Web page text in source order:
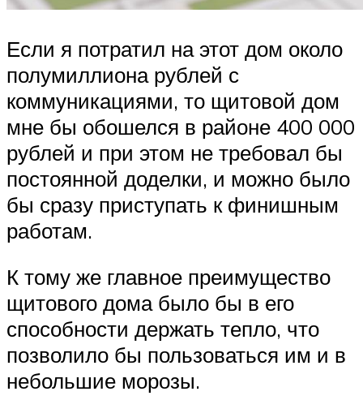
Если я потратил на этот дом около
полумиллиона рублей с
коммуникациями, то щитовой дом
мне бы обошелся в районе 400 000
рублей и при этом не требовал бы
постоянной доделки, и можно было
бы сразу приступать к финишным
работам.
К тому же главное преимущество
щитового дома было бы в его
способности держать тепло, что
позволило бы пользоваться им и в
небольшие морозы.